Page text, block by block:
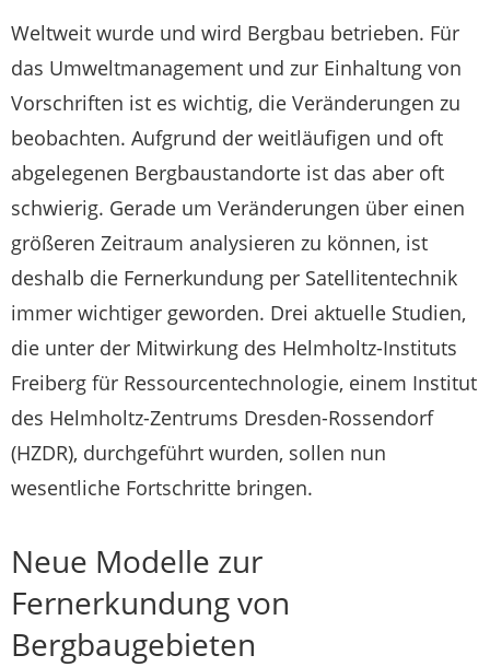
Weltweit wurde und wird Bergbau betrieben. Für
das Umweltmanagement und zur Einhaltung von
Vorschriften ist es wichtig, die Veränderungen zu
beobachten. Aufgrund der weitläufigen und oft
abgelegenen Bergbaustandorte ist das aber oft
schwierig. Gerade um Veränderungen über einen
größeren Zeitraum analysieren zu können, ist
deshalb die Fernerkundung per Satellitentechnik
immer wichtiger geworden. Drei aktuelle Studien,
die unter der Mitwirkung des Helmholtz-Instituts
Freiberg für Ressourcentechnologie, einem Institut
des Helmholtz-Zentrums Dresden-Rossendorf
(HZDR), durchgeführt wurden, sollen nun
wesentliche Fortschritte bringen.
Neue Modelle zur
Fernerkundung von
Bergbaugebieten